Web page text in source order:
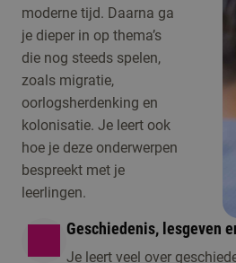
moderne tijd. Daarna ga
je dieper in op thema’s
die nog steeds spelen,
zoals migratie,
oorlogsherdenking en
kolonisatie. Je leert ook
hoe je deze onderwerpen
bespreekt met je
leerlingen.
Geschiedenis, lesgeven
Je leert veel over